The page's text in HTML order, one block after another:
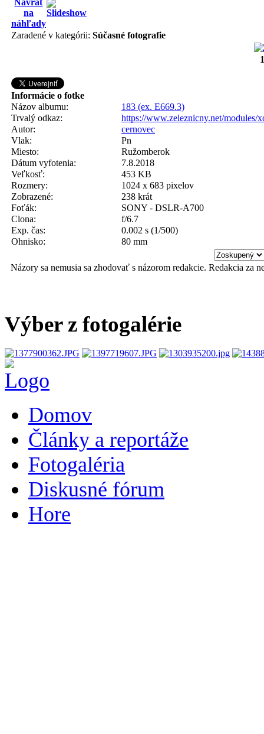
Zaradené v kategórii: Súčasné fotografie
Informácie o fotke
Názov albumu:
183 (ex. E669.3)
Trvalý odkaz:
https://www.zeleznicny.net/modules/
Autor:
cernovec
Vlak:
Pn
Miesto:
Ružomberok
Dátum vyfotenia:
7.8.2018
Veľkosť:
453 KB
Rozmery:
1024 x 683 pixelov
Zobrazené:
238 krát
Foťák:
SONY - DSLR-A700
Clona:
f/6.7
Exp. čas:
0.002 s (1/500)
Ohnisko:
80 mm
Názory sa nemusia sa zhodovať s názorom redakcie. Redakcia za
Výber z fotogalérie
Domov
Články a reportáže
Fotogaléria
Diskusné fórum
Hore